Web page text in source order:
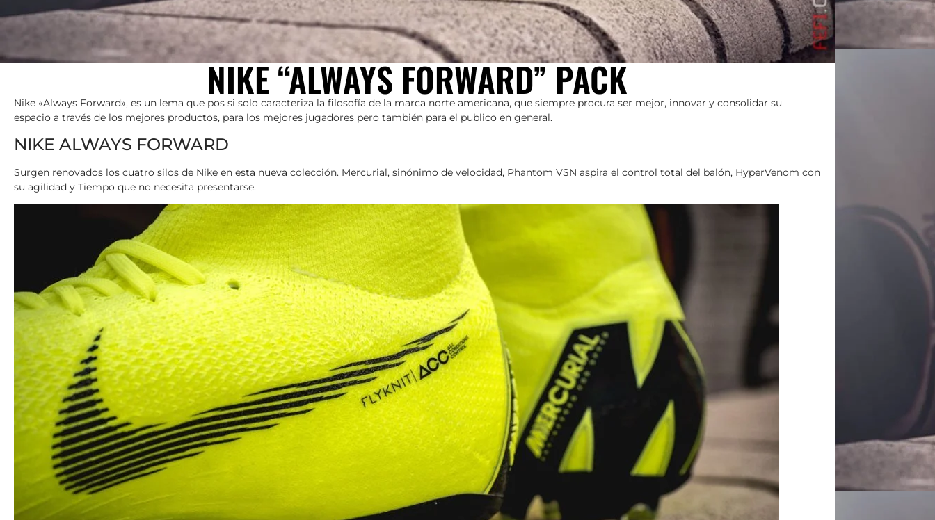
NIKE “ALWAYS FORWARD” PACK
Nike «Always Forward», es un lema que pos si solo caracteriza la filosofía de la marca norte americana, que siempre procura ser mejor, innovar y consolidar su
espacio a través de los mejores productos, para los mejores jugadores pero también para el publico en general.
NIKE ALWAYS FORWARD
Surgen renovados los cuatro silos de Nike en esta nueva colección. Mercurial, sinónimo de velocidad, Phantom VSN aspira el control total del balón, HyperVenom con
su agilidad y Tiempo que no necesita presentarse.